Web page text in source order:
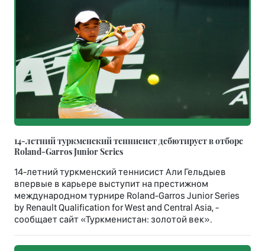
14-летний туркменский теннисист дебютирует в отборе
Roland-Garros Junior Series
14-летний туркменский теннисист Али Гельдыев
впервые в карьере выступит на престижном
международном турнире Roland-Garros Junior Series
by Renault Qualification for West and Central Asia, -
сообщает сайт «Туркменистан: золотой век».